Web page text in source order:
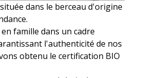
dans le berceau d'origine
famille dans un cadre
l'authenticité de nos
obtenu le certification BIO